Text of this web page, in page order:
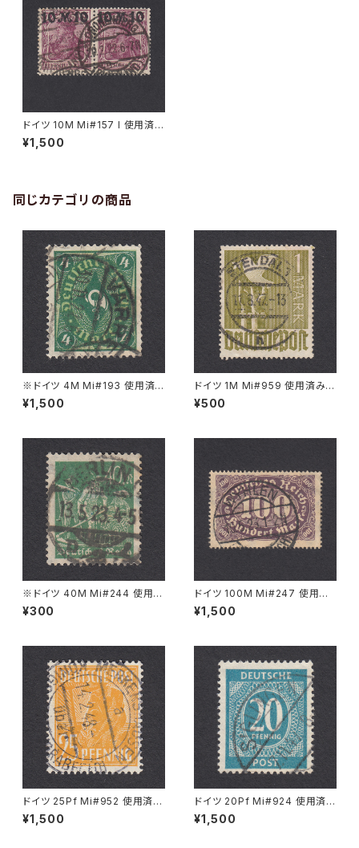
ドイツ 10M Mi#157 I 使用済み
切手｜CRONENBERG 20.2.1
922
¥1,500
同じカテゴリの商品
※ドイツ 4M Mi#193 使用済
み切手｜VARREL 30.11.1922
¥1,500
ドイツ 1M Mi#959 使用済み切
手｜STENDAL 11.8.1947
¥500
※ドイツ 40M Mi#244 使用済
み切手｜BERLIN 13.5.1923
¥300
ドイツ 100M Mi#247 使用済
み切手｜WYHLEN 10.5.1923
¥1,500
ドイツ 25Pf Mi#952 使用済み
切手｜MERKERSHAUSEN 14.
2.1948
¥1,500
ドイツ 20Pf Mi#924 使用済み
切手｜SIGLINGEN 7.11.1947
¥1,500